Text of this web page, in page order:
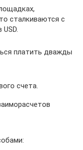
сталкиваются с
платить дважды
счета.